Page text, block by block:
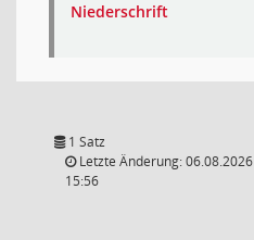
Niederschrift
1 Satz
Letzte Änderung: 06.08.2026
15:56